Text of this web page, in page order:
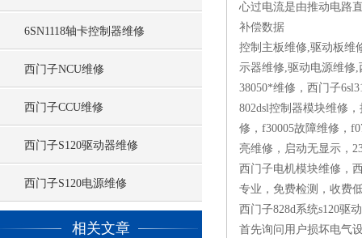
6SN1118轴卡控制器维修
西门子NCU维修
西门子CCU维修
西门子S120驱动器维修
西门子S120电源维修
相关文章
心过电流是由推动电路
补偿数据
控制主板维修,驱动板维
示器维修,驱动电源维修
38050*维修，西门子
802dsl控制器模块维修
修，f30005故障维修，
亮维修，启动无显示，
西门子电机模块维修，
专业，免费检测，收费
西门子828d系统s120驱
首先询问用户损坏电气